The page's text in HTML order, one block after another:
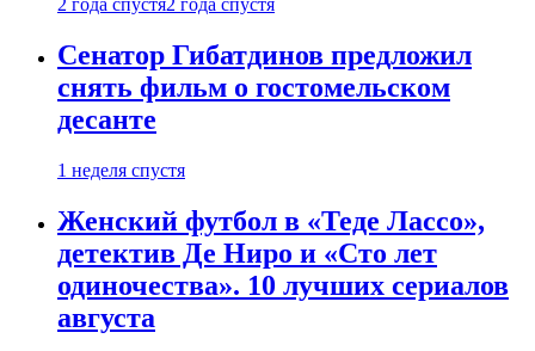
2 года спустя2 года спустя
Сенатор Гибатдинов предложил
снять фильм о гостомельском
десанте
1 неделя спустя
Женский футбол в «Теде Лассо»,
детектив Де Ниро и «Сто лет
одиночества». 10 лучших сериалов
августа